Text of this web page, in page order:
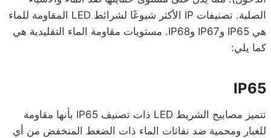
الصلبة. تصنيفات IP الأكثر شيوعًا لشرائط LED المقاومة للماء
هي IP65 وIP67 وIP68. مستويات مقاومة الماء التقليدية هي
كما يلي:
IP65
تتميز مصابيح الشريط LED ذات تصنيف IP65 بأنها مقاومة
للغبار ومحمية ضد نفاثات الماء ذات الضغط المنخفض من أي